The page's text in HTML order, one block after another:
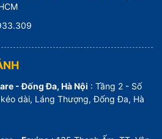
- Đống Đa, Hà Nội : Tầng 2 - Số
dài, Láng Thượng, Đống Đa, Hà